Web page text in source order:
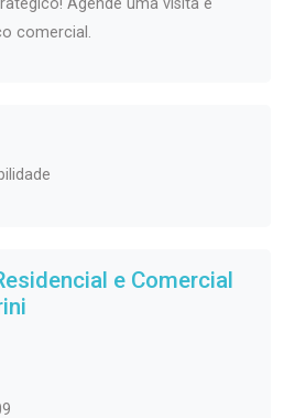
Agende uma visita e
comercial.
e Comercial